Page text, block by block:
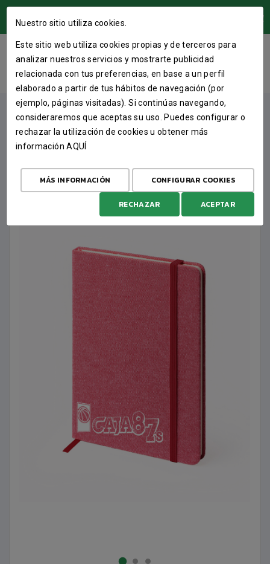
BLOC DE NOTAS CAJA87
INICIO TIENDA MERCH BLOC DE NOTAS CAJA87
Nuestro sitio utiliza cookies.
Este sitio web utiliza cookies propias y de terceros para
analizar nuestros servicios y mostrarte publicidad
relacionada con tus preferencias, en base a un perfil
elaborado a partir de tus hábitos de navegación (por
ejemplo, páginas visitadas). Si continúas navegando,
consideraremos que aceptas su uso. Puedes configurar o
rechazar la utilización de cookies u obtener más
informaciónAQUÍ
MÁS INFORMACIÓN CONFIGURAR COOKIES
RECHAZAR ACEPTAR